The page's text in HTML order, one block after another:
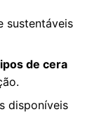
sustentáveis
de cera
disponíveis